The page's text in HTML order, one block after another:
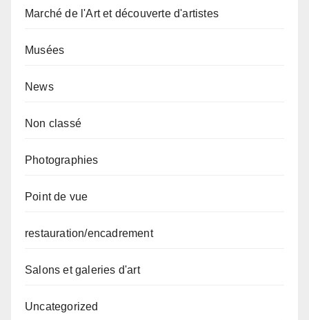
Marché de l'Art et découverte d'artistes
Musées
News
Non classé
Photographies
Point de vue
restauration/encadrement
Salons et galeries d'art
Uncategorized